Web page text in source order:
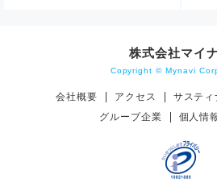
株式会社マイ
Copyright © Mynavi
会社概要 アクセス サスティ
グループ企業
個人情